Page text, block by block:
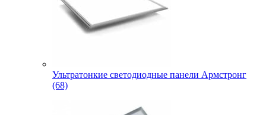
Ультратонкие светодиодные панели Армстронг
(68)